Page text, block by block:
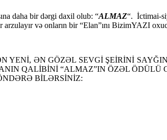
daha bir dərgi daxil olub: “ALMAZ“. İctimai-
və onların bir “Elan”ını BizimYAZI
YENİ, ƏN GÖZƏL SEVGİ ŞEİRİNİ
QALİBİNİ “ALMAZ”IN ÖZƏL ÖDÜLÜ
BİLƏRSİNİZ: